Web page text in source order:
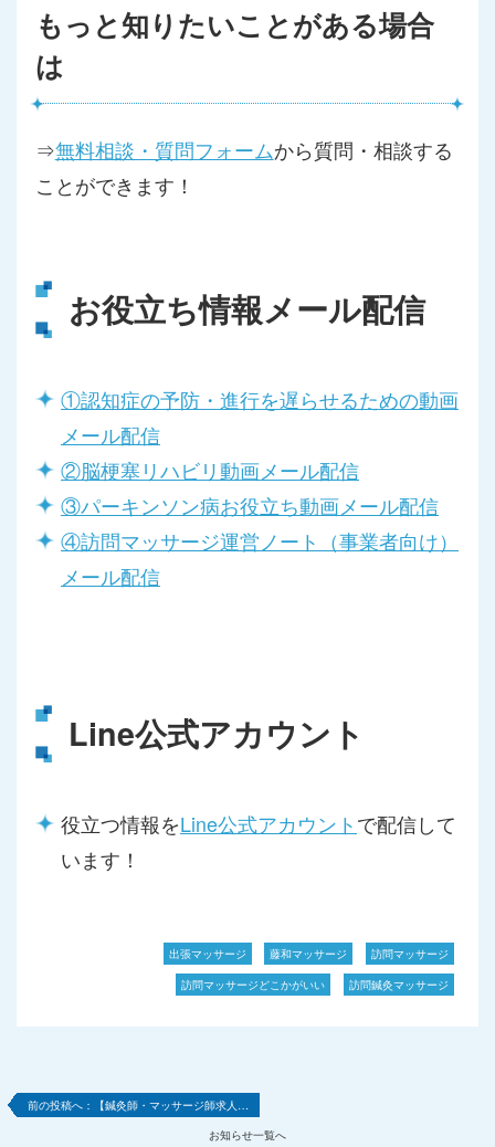
もっと知りたいことがある場合
は
⇒無料相談・質問フォームから質問・相談する
ことができます！
お役立ち情報メール配信
①認知症の予防・進行を遅らせるための動画
メール配信
②脳梗塞リハビリ動画メール配信
③パーキンソン病お役立ち動画メール配信
④訪問マッサージ運営ノート（事業者向け）
メール配信
Line公式アカウント
役立つ情報をLine公式アカウントで配信して
います！
出張マッサージ 藤和マッサージ
訪問マッサージ
訪問マッサージどこかがいい
訪問鍼灸マッサージ
【鍼灸師・マッサージ師求人…
お知らせ一覧へ